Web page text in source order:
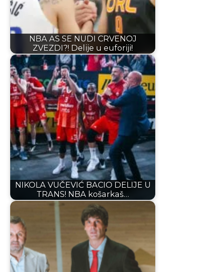
NBA AS SE NUDI CRVENOJ
ZVEZDI?! Delije u euforiji!
NIKOLA VUČEVIĆ BACIO DELIJE U
TRANS! NBA košarkaš…